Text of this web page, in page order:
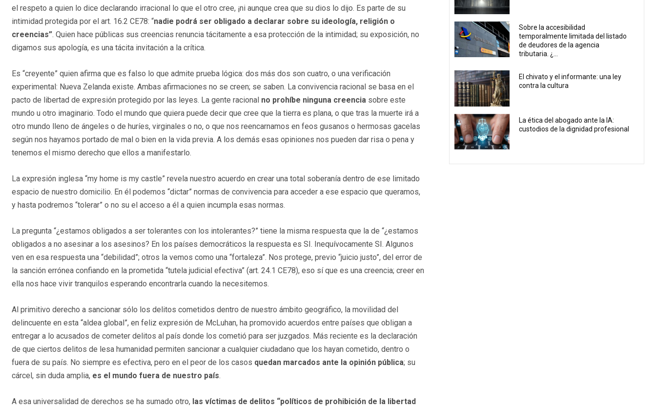
el respeto a quien lo dice declarando irracional lo que el otro cree, ¡ni aunque crea que su dios lo dijo. Es parte de su
intimidad protegida por el art. 16.2 CE78: “nadie podrá ser obligado a declarar sobre su ideología, religión o
creencias”. Quien hace públicas sus creencias renuncia tácitamente a esa protección de la intimidad; su exposición, no
digamos sus apología, es una tácita invitación a la crítica.
Es “creyente” quien afirma que es falso lo que admite prueba lógica: dos más dos son cuatro, o una verificación
experimental: Nueva Zelanda existe. Ambas afirmaciones no se creen; se saben. La convivencia racional se basa en el
pacto de libertad de expresión protegido por las leyes. La gente racional no prohíbe ninguna creencia sobre este
mundo u otro imaginario. Todo el mundo que quiera puede decir que cree que la tierra es plana, o que tras la muerte irá a
otro mundo lleno de ángeles o de huríes, virginales o no, o que nos reencarnamos en feos gusanos o hermosas gacelas
según nos hayamos portado de mal o bien en la vida previa. A los demás esas opiniones nos pueden dar risa o pena y
tenemos el mismo derecho que ellos a manifestarlo.
La expresión inglesa “my home is my castle” revela nuestro acuerdo en crear una total soberanía dentro de ese limitado
espacio de nuestro domicilio. En él podemos “dictar” normas de convivencia para acceder a ese espacio que queramos,
y hasta podremos “tolerar” o no su el acceso a él a quien incumpla esas normas.
La pregunta “¿estamos obligados a ser tolerantes con los intolerantes?” tiene la misma respuesta que la de “¿estamos
obligados a no asesinar a los asesinos? En los países democráticos la respuesta es SI. Inequívocamente SI. Algunos
ven en esa respuesta una “debilidad”; otros la vemos como una “fortaleza”. Nos protege, previo “juicio justo”, del error de
la sanción errónea confiando en la prometida “tutela judicial efectiva” (art. 24.1 CE78), eso sí que es una creencia; creer en
ella nos hace vivir tranquilos esperando encontrarla cuando la necesitemos.
Al primitivo derecho a sancionar sólo los delitos cometidos dentro de nuestro ámbito geográfico, la movilidad del
delincuente en esta “aldea global”, en feliz expresión de McLuhan, ha promovido acuerdos entre países que obligan a
entregar a lo acusados de cometer delitos al país donde los cometió para ser juzgados. Más reciente es la declaración
de que ciertos delitos de lesa humanidad permiten sancionar a cualquier ciudadano que los hayan cometido, dentro o
fuera de su país. No siempre es efectiva, pero en el peor de los casos quedan marcados ante la opinión pública; su
cárcel, sin duda amplia, es el mundo fuera de nuestro país.
A esa universalidad de derechos se ha sumado otro, las víctimas de delitos “políticos de prohibición de la libertad
Sobre la accesibilidad
temporalmente limitada del listado
de deudores de la agencia
tributaria. ¿...
El chivato y el informante: una ley
contra la cultura
La ética del abogado ante la IA:
custodios de la dignidad profesional